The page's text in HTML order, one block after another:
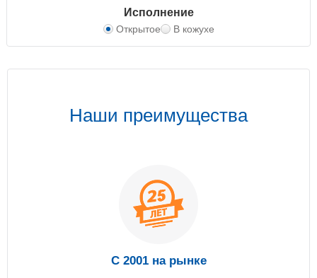
Исполнение
Открытое В кожухе
Наши преимущества
С 2001 на рынке